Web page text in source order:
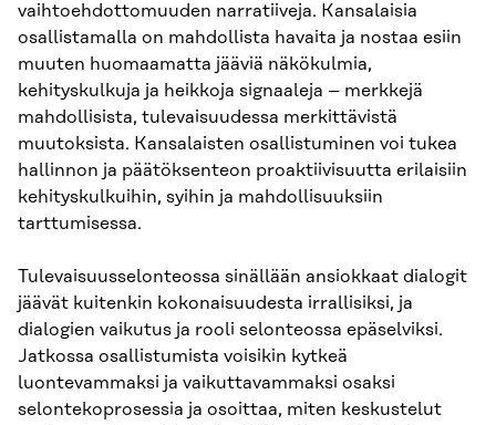
vaihtoehdottomuuden narratiiveja. Kansalaisia
osallistamalla on mahdollista havaita ja nostaa esiin
muuten huomaamatta jääviä näkökulmia,
kehityskulkuja ja heikkoja signaaleja – merkkejä
mahdollisista, tulevaisuudessa merkittävistä
muutoksista. Kansalaisten osallistuminen voi tukea
hallinnon ja päätöksenteon proaktiivisuutta erilaisiin
kehityskulkuihin, syihin ja mahdollisuuksiin
tarttumisessa.
Tulevaisuusselonteossa sinällään ansiokkaat dialogit
jäävät kuitenkin kokonaisuudesta irrallisiksi, ja
dialogien vaikutus ja rooli selonteossa epäselviksi.
Jatkossa osallistumista voisikin kytkeä
luontevammaksi ja vaikuttavammaksi osaksi
selontekoprosessia ja osoittaa, miten keskustelut